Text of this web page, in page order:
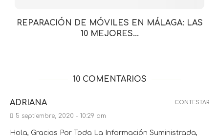
REPARACIÓN DE MÓVILES EN MÁLAGA: LAS
10 MEJORES...
10 COMENTARIOS
ADRIANA
5 septiembre, 2020 - 10:29 am
Hola, Gracias Por Toda La Información Suministrada,
CONTESTAR